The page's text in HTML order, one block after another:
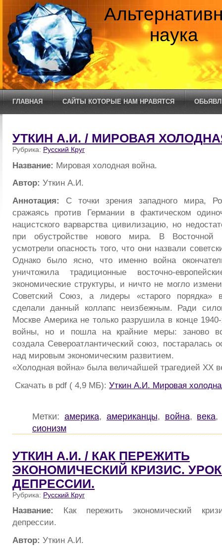
наука
ГЛАВНАЯ САЙТЫ КОТОРЫЕ НАМ НРАВЯТСЯ
УТКИН А.И. / МИРОВАЯ
Рубрика: Русский Круг
Название: Мировая холодная война.
Автор: Уткин А.И.
Аннотация: С точки зрения западного мира,
сражаясь против Германии в фактическом
нацистского варварства цивилизацию, но
при обустройстве нового мира. В Восточной
усмотрели опасность того, что они назвали
Однако было ясно, что именно война
уничтожила традиционные восточно-
экономические структуры, и ничто не могло
Советский Союз, а лидеры «старого порядка»
сделали данный коллапс неизбежным. Ради
Москве Америка не только разрушила в конце
войны, но и пошла на крайние меры: заново
создала Североатлантический союз, постаралась
над мировым экономическим развитием.
«Холодная война» была величайшей трагедией XX
Скачать в pdf ( 4,9 МБ): Уткин А.И. Мировая
Метки: америка, американцы, война, века
сионизм
УТКИН А.И. / КАК ПЕРЕЖИТЬ
ЭКОНОМИЧЕСКИЙ КРИЗИС.
ДЕПРЕССИИ.
Рубрика: Русский Круг
Название: Как пережить экономический
депрессии.
Автор: Уткин А.И.